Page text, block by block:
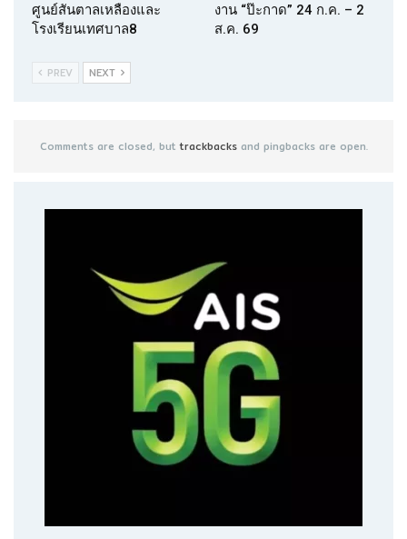
ศูนย์สันตาลเหลืองและ
โรงเรียนเทศบาล8
งาน “ป๊ะกาด” 24 ก.ค. – 2
ส.ค. 69
PREV NEXT
Comments are closed, buttrackbacksand pingbacks are open.